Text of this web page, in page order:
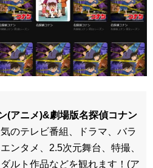
(アニメ)&劇場版名探偵コナン
のテレビ番組、ドラマ、バラ
ンタメ、2.5次元舞台、特撮、
ルト作品などを観れます！(ア